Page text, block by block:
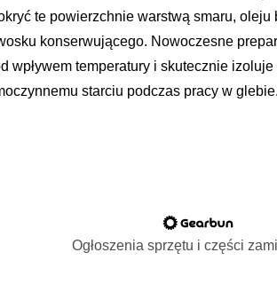
te powierzchnie warstwą smaru,
konserwującego. Nowoczesne
wpływem temperatury i skutecznie
starciu podczas pracy w
Ogłoszenia sprzętu i części